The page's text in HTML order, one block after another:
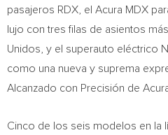
pasajeros RDX, el Acura MDX
lujo con tres filas de asientos
Unidos, y el superauto eléctrico
como una nueva y suprema
Alcanzado con Precisión de
Cinco de los seis modelos en la